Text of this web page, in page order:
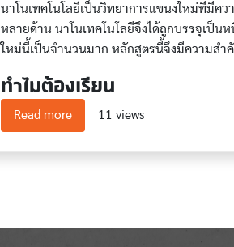
นาโนเทคโนโลยีเป็นวิทยาการแขนงใหม่ที่มี
หลายด้าน นาโนเทคโนโลยีจึงได้ถูกบรรจุเป็
ใหม่นี้เป็นจํานวนมาก หลักสูตรนี้จึงมีความสํา
ทำไมต้องเรียน
Read moreabout วิศวกรรมวัสดุนาโน
11 views